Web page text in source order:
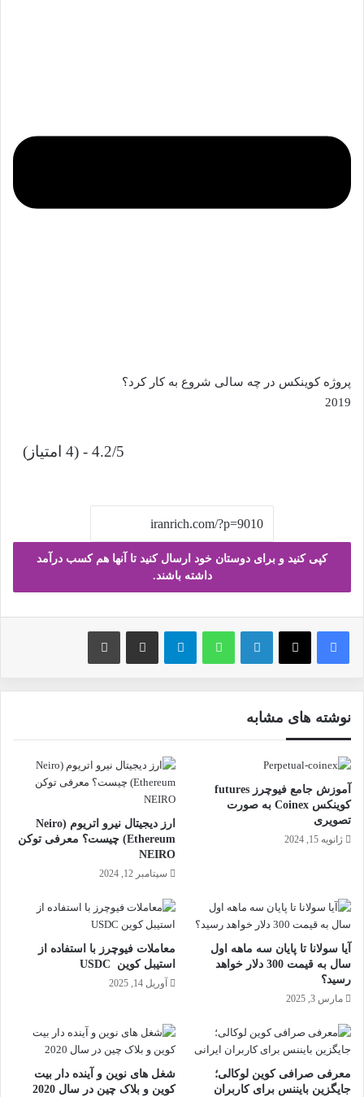
پروژه کوینکس در چه سالی شروع به کار کرد؟
2019
4.2/5 - (4 امتیاز)
کپی کنید و برای دوستان خود ارسال کنید تا آنها هم کسب درآمد
داشته باشند.
فیس بوک X لینکدین واتس آپ تلگرام ارسال ایمیل چاپ
نوشته های مشابه
آموزش جامع فیوچرز futures
کوینکس Coinex به صورت
تصویری
ژانویه 15, 2024
ارز دیجیتال نیرو اتریوم (Neiro
Ethereum) چیست؟ معرفی توکن
NEIRO
سپتامبر 12, 2024
آیا سولانا تا پایان سه ماهه اول
سال به قیمت 300 دلار خواهد
رسید؟
مارس 3, 2025
معاملات فیوچرز با استفاده از
استیبل کوین USDC
آوریل 14, 2025
معرفی صرافی کوین لوکالی؛
جایگزین بایننس برای کاربران
شغل های نوین و آینده‌ دار بیت
کوین و بلاک چین در سال 2020